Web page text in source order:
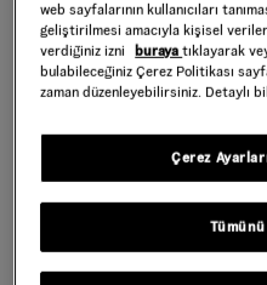
ÇOCUK OLD SKOOL GROM
Daha Fazla Renk
web sayfalarının kullanıcıları
geliştirilmesi amacıyla kişisel
verdiğiniz izni
burayatıklayarak
bulabileceğiniz Çerez Politikası
zaman düzenleyebilirsiniz. Detaylı
Çerez